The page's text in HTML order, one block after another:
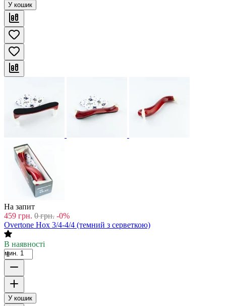
У кошик
На запит
459 грн. 0 грн. -0%
Overtone Hox 3/4-4/4 (темний з серветкою)
В наявності
мин. 1
У кошик